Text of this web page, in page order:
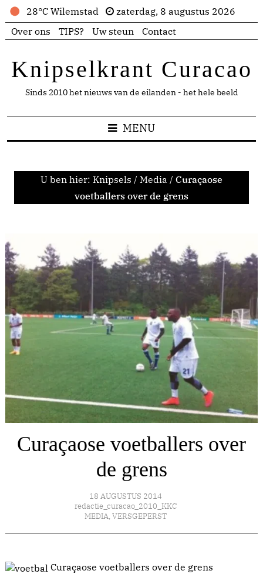
28°C Wilemstad
zaterdag, 8 augustus 2026
Over ons
TIPS? Uw steun Contact
Knipselkrant Curacao
Sinds 2010 het nieuws van de eilanden - het hele beeld
MENU
U ben hier: Knipsels / Media / Curaçaose
voetballers over de grens
Curaçaose voetballers over
de grens
18 AUGUSTUS 2014
redactie_curacao_2010_KKC
MEDIA, VERSGEPERST
Curaçaose voetballers over de grens